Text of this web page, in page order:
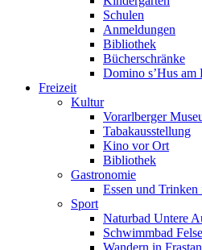
Schulen
Anmeldungen
Bibliothek
Bücherschränke
Domino s’Hus am
Freizeit
Kultur
Vorarlberger
Tabakausstellung
Kino vor Ort
Bibliothek
Gastronomie
Essen und Trinken
Sport
Naturbad Untere
Schwimmbad
Wandern in